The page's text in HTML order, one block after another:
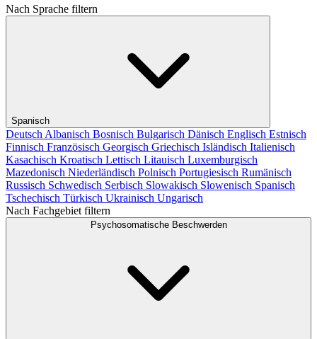
Nach Sprache filtern
Spanisch
Deutsch Albanisch Bosnisch Bulgarisch Dänisch Englisch Estnisch
Finnisch Französisch Georgisch Griechisch Isländisch Italienisch
Kasachisch Kroatisch Lettisch Litauisch Luxemburgisch
Mazedonisch Niederländisch Polnisch Portugiesisch Rumänisch
Russisch Schwedisch Serbisch Slowakisch Slowenisch Spanisch
Tschechisch Türkisch Ukrainisch Ungarisch
Nach Fachgebiet filtern
Psychosomatische Beschwerden